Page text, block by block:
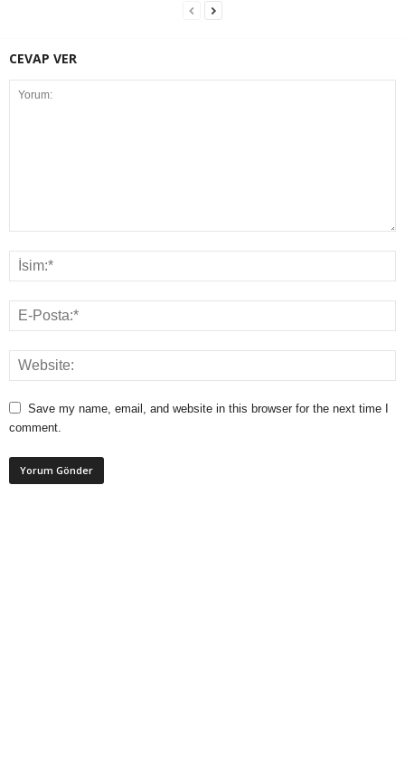
CEVAP VER
Save my name, email, and website in this browser for the next time I
comment.